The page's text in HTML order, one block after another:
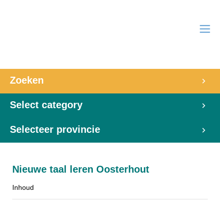
Zoeken
Select category
Selecteer provincie
Nieuwe taal leren Oosterhout
Inhoud